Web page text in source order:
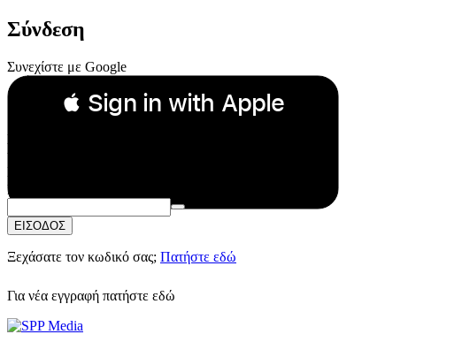
Σύνδεση
Συνεχίστε με Google
 Sign in with Apple
Συνεχίστε με Apple
ή
Email:
Κωδικός Πρόσβασης:
ΕΙΣΟΔΟΣ
Ξεχάσατε τον κωδικό σας; Πατήστε εδώ
Για νέα εγγραφή πατήστε εδώ